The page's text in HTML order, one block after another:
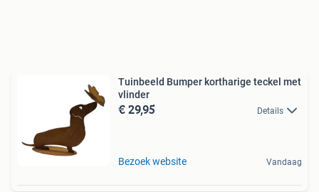
Tuinbeeld Bumper kortharige teckel met
vlinder
€ 29,95 Details
Bezoek website Vandaag